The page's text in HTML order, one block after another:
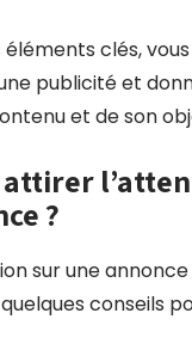
éléments clés,
publicité et
et de son
?
sur une
conseils